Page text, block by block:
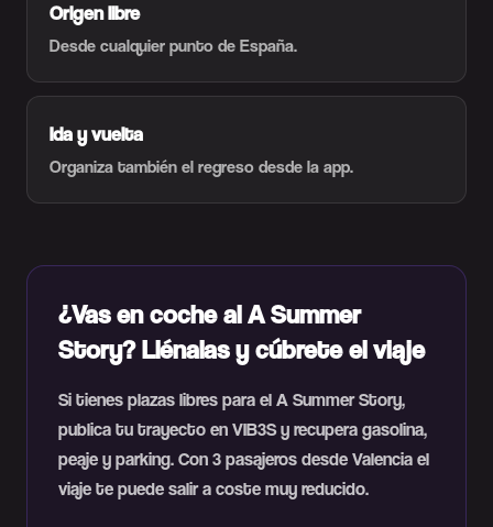
Origen libre
Desde cualquier punto de España.
Ida y vuelta
Organiza también el regreso desde la app.
¿Vas en coche al A Summer
Story? Llénalas y cúbrete el viaje
Si tienes plazas libres para el A Summer Story,
publica tu trayecto en VIB3S y recupera gasolina,
peaje y parking. Con 3 pasajeros desde Valencia el
viaje te puede salir a coste muy reducido.